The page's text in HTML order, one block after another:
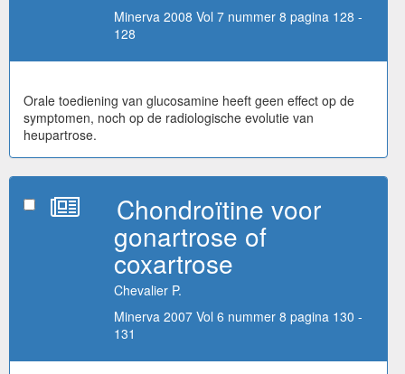
Minerva 2008 Vol 7 nummer 8 pagina 128 -
128
Orale toediening van glucosamine heeft geen effect op de
symptomen, noch op de radiologische evolutie van
heupartrose.
Chondroïtine voor
gonartrose of
coxartrose
Chevalier P.
Minerva 2007 Vol 6 nummer 8 pagina 130 -
131